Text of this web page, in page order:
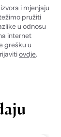
i mjenjaju
pružiti
u odnosu
internet
grešku u
ovdje.